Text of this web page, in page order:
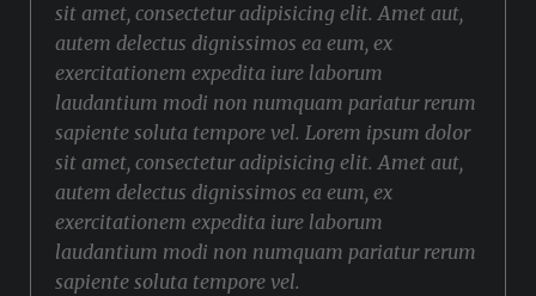
sit amet, consectetur adipisicing elit. Amet aut,
autem delectus dignissimos ea eum, ex
exercitationem expedita iure laborum
laudantium modi non numquam pariatur rerum
sapiente soluta tempore vel. Lorem ipsum dolor
sit amet, consectetur adipisicing elit. Amet aut,
autem delectus dignissimos ea eum, ex
exercitationem expedita iure laborum
laudantium modi non numquam pariatur rerum
sapiente soluta tempore vel.